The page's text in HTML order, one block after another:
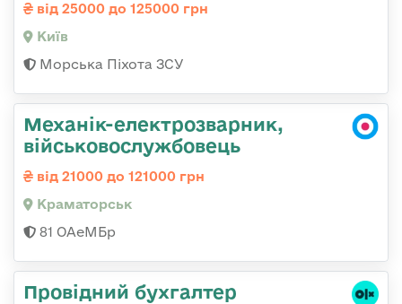
від 25000 до 125000 грн
Київ
Морська Піхота ЗСУ
Механік-електрозварник,
військовослужбовець
від 21000 до 121000 грн
Краматорськ
81 ОАеМБр
Провідний бухгалтер